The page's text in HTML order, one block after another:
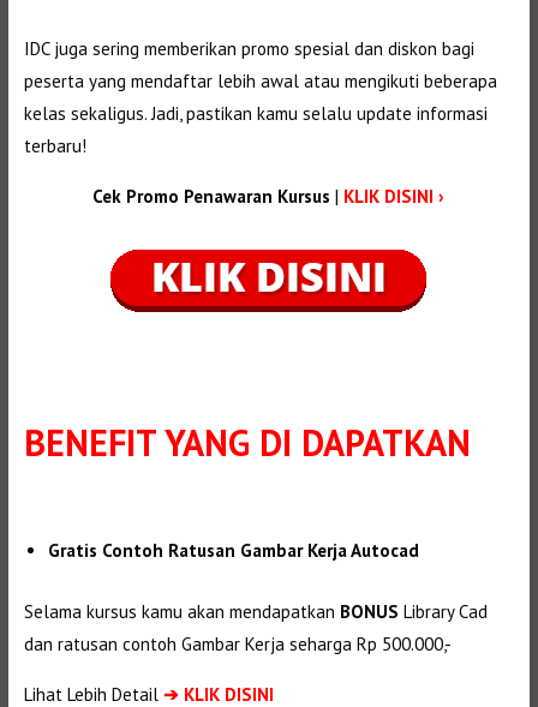
IDC juga sering memberikan promo spesial dan diskon bagi
peserta yang mendaftar lebih awal atau mengikuti beberapa
kelas sekaligus. Jadi, pastikan kamu selalu update informasi
terbaru!
Cek Promo Penawaran Kursus| KLIK DISINI ›
BENEFITYANG DI DAPATKAN
Gratis Contoh Ratusan Gambar Kerja Autocad
Selama kursus kamu akan mendapatkan BONUS Library Cad
dan ratusan contoh Gambar Kerja seharga Rp 500.000,-
Lihat Lebih Detail ➔ KLIK DISINI